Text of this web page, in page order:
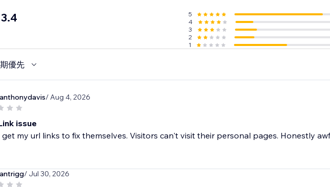
5
4
3
2
1
優先
/ Aug 4, 2026
issue
get my url links to fix themselves. Visitors can't visit their personal pages. Honestly
/ Jul 30, 2026